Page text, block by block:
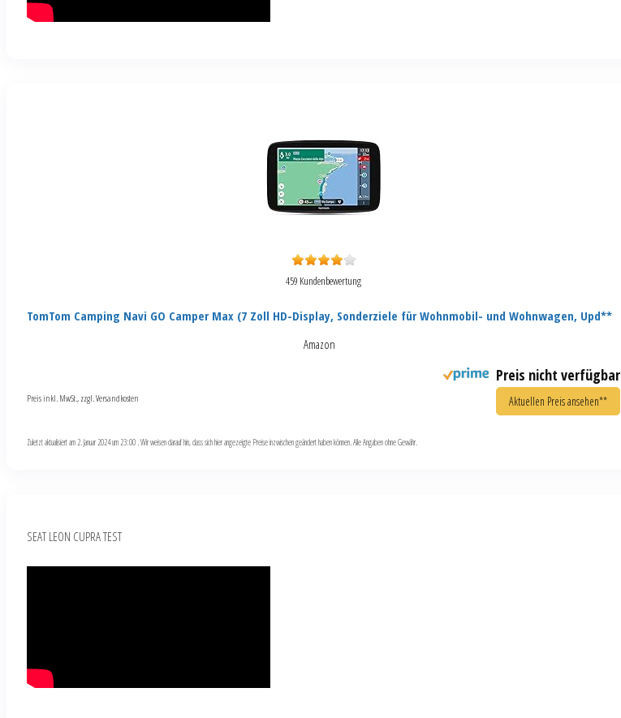
459 Kundenbewertung
TomTom Camping Navi GO Camper Max (7 Zoll HD-Display, Sonderziele für Wohnmobil- und Wohnwagen, Upd**
Amazon
Preis nicht verfügbar
Aktuellen Preis ansehen**
Preis inkl. MwSt., zzgl. Versandkosten
Zuletzt aktualisiert am 2. Januar 2024 um 23:00 . Wir weisen darauf hin, dass sich hier angezeigte Preise inzwischen geändert haben können. Alle Angaben ohne Gewähr.
SEAT LEON CUPRA TEST